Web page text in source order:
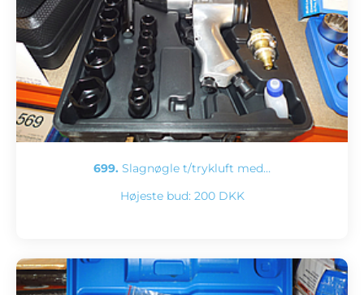
699. Slagnøgle t/trykluft med…
Højeste bud: 200 DKK